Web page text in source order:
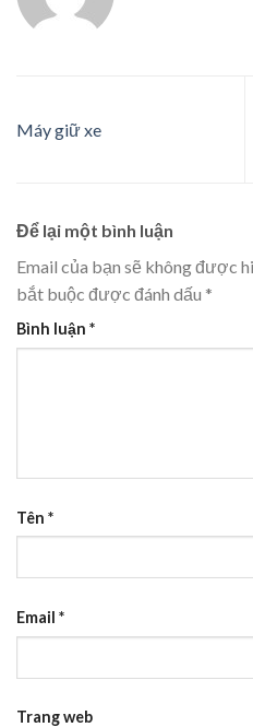
Máy giữ xe
Để lại một bình luận
Email của bạn sẽ không được
bắt buộc được đánh dấu *
Bình luận *
Tên *
Email *
Trang web